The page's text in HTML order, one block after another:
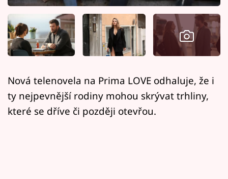
Mámy sobě
Sledujte nás
Nová telenovela na Prima LOVE odhaluje, že i
ty nejpevnější rodiny mohou skrývat trhliny,
které se dříve či později otevřou.